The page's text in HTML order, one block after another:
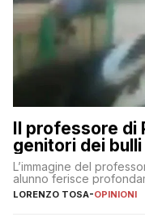
Il professore di
genitori dei
L’immagine del
alunno ferisce
LORENZO TOSA-OPINIONI